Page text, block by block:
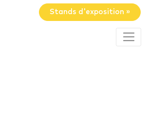
Stands d'exposition »